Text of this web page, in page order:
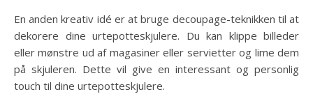
En anden kreativ idé er at bruge decoupage-teknikken til at
dekorere dine urtepotteskjulere. Du kan klippe billeder
eller mønstre ud af magasiner eller servietter og lime dem
på skjuleren. Dette vil give en interessant og personlig
touch til dine urtepotteskjulere.